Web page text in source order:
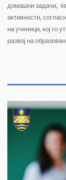
домашни задачи,
активности,
на ученици, кој го
развој на